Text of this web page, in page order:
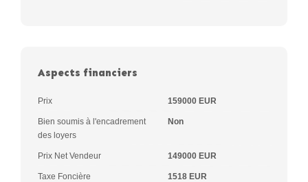
Aspects financiers
Prix 159000 EUR
Bien soumis à l'encadrement
des loyers
Non
Prix Net Vendeur 149000 EUR
Taxe Foncière 1518 EUR